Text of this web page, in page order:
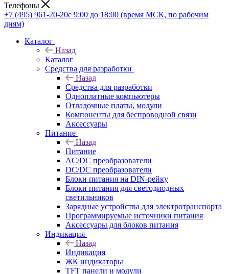
Телефоны
+7 (495) 961-20-20с 9:00 до 18:00 (время МСК, по рабочим
дням)
Каталог
Назад
Каталог
Средства для разработки
Назад
Средства для разработки
Одноплатные компьютеры
Отладочные платы, модули
Компоненты для беспроводной связи
Аксессуары
Питание
Назад
Питание
AC/DC преобразователи
DC/DC преобразователи
Блоки питания на DIN-рейку
Блоки питания для светодиодных
светильников
Зарядные устройства для электротранспорта
Программируемые источники питания
Аксессуары для блоков питания
Индикация
Назад
Индикация
ЖК индикаторы
TFT панели и модули